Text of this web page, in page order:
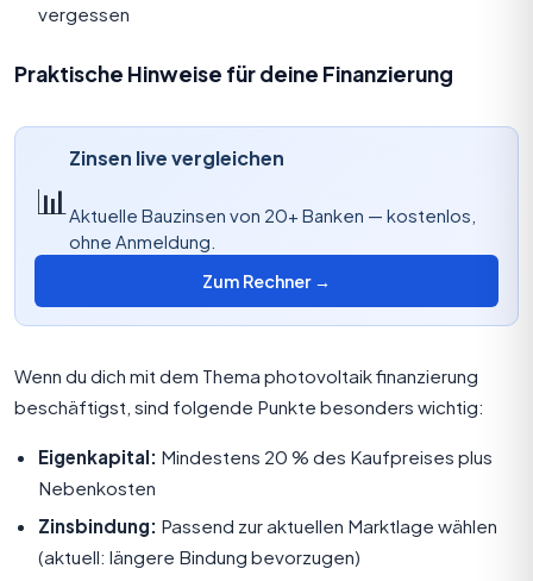
vergessen
Praktische Hinweise für deine Finanzierung
📊
Zinsen live vergleichen
Aktuelle Bauzinsen von 20+ Banken — kostenlos,
ohne Anmeldung.
Zum Rechner →
Wenn du dich mit dem Thema photovoltaik finanzierung
beschäftigst, sind folgende Punkte besonders wichtig:
Eigenkapital: Mindestens 20 % des Kaufpreises plus
Nebenkosten
Zinsbindung: Passend zur aktuellen Marktlage wählen
(aktuell: längere Bindung bevorzugen)